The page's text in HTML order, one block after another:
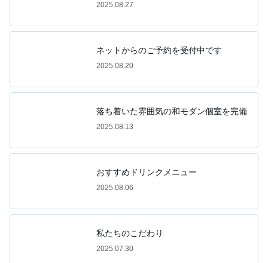
2025.08.27
ネットからのご予約を受付中です
2025.08.20
落ち着いた雰囲気の和モダン個室を完備
2025.08.13
おすすめドリンクメニュー
2025.08.06
私たちのこだわり
2025.07.30